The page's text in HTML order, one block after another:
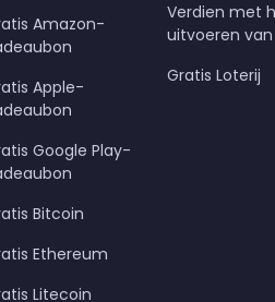
Amazon-
Apple-
Google Play-
Bitcoin
Ethereum
Litecoin
Verdien met
uitvoeren
Gratis Loterij